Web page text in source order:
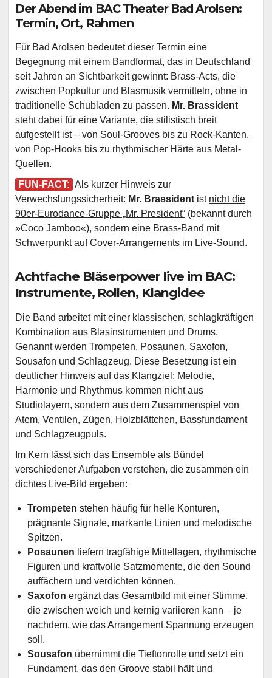
Der Abend im BAC Theater Bad Arolsen:
Termin, Ort, Rahmen
Für Bad Arolsen bedeutet dieser Termin eine
Begegnung mit einem Bandformat, das in Deutschland
seit Jahren an Sichtbarkeit gewinnt: Brass-Acts, die
zwischen Popkultur und Blasmusik vermitteln, ohne in
traditionelle Schubladen zu passen. Mr. Brassident
steht dabei für eine Variante, die stilistisch breit
aufgestellt ist – von Soul-Grooves bis zu Rock-Kanten,
von Pop-Hooks bis zu rhythmischer Härte aus Metal-
Quellen.
FUN-FACT: Als kurzer Hinweis zur
Verwechslungssicherheit: Mr. Brassident ist nicht die
90er-Eurodance-Gruppe „Mr. President“ (bekannt durch
»Coco Jamboo«), sondern eine Brass-Band mit
Schwerpunkt auf Cover-Arrangements im Live-Sound.
Achtfache Bläserpower live im BAC:
Instrumente, Rollen, Klangidee
Die Band arbeitet mit einer klassischen, schlagkräftigen
Kombination aus Blasinstrumenten und Drums.
Genannt werden Trompeten, Posaunen, Saxofon,
Sousafon und Schlagzeug. Diese Besetzung ist ein
deutlicher Hinweis auf das Klangziel: Melodie,
Harmonie und Rhythmus kommen nicht aus
Studiolayern, sondern aus dem Zusammenspiel von
Atem, Ventilen, Zügen, Holzblättchen, Bassfundament
und Schlagzeugpuls.
Im Kern lässt sich das Ensemble als Bündel
verschiedener Aufgaben verstehen, die zusammen ein
dichtes Live-Bild ergeben:
Trompeten stehen häufig für helle Konturen,
prägnante Signale, markante Linien und melodische
Spitzen.
Posaunen liefern tragfähige Mittellagen, rhythmische
Figuren und kraftvolle Satzmomente, die den Sound
auffächern und verdichten können.
Saxofon ergänzt das Gesamtbild mit einer Stimme,
die zwischen weich und kernig variieren kann – je
nachdem, wie das Arrangement Spannung erzeugen
soll.
Sousafon übernimmt die Tieftonrolle und setzt ein
Fundament, das den Groove stabil hält und